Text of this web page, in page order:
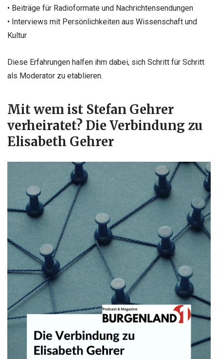
• Beiträge für Radioformate und Nachrichtensendungen
• Interviews mit Persönlichkeiten aus Wissenschaft und
Kultur
Diese Erfahrungen halfen ihm dabei, sich Schritt für Schritt
als Moderator zu etablieren.
Mit wem ist Stefan Gehrer
verheiratet? Die Verbindung zu
Elisabeth Gehrer